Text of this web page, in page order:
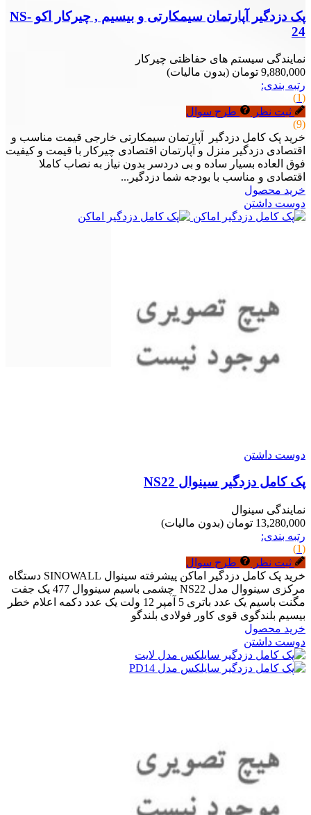
پک دزدگیر آپارتمان سیمکارتی و بیسیم , چیرکار اکو NS-
24
نمایندگی سیستم های حفاظتی چیرکار
9,880,000 تومان
(بدون مالیات)
رتبه بندی:
(1)
ثبت نظر
طرح سوال
(9)
خرید پک کامل دزدگیر آپارتمان سیمکارتی خارجی قیمت مناسب و
اقتصادی دزدگیر منزل و آپارتمان اقتصادی چیرکار با قیمت و کیفیت
فوق العاده بسیار ساده و بی دردسر بدون نیاز به نصاب کاملا
اقتصادی و مناسب با بودجه شما دزدگیر...
خرید محصول
دوست داشتن
دوست داشتن
پک کامل دزدگیر سینوال NS22
نمایندگی سینوال
13,280,000 تومان
(بدون مالیات)
رتبه بندی:
(1)
ثبت نظر
طرح سوال
خرید پک کامل دزدگیر اماکن پیشرفته سینوال SINOWALL دستگاه
مرکزی سینووال مدل NS22 چشمی باسیم سینووال 477 یک جفت
مگنت باسیم یک عدد باتری 5 آمپر 12 ولت یک عدد دکمه اعلام خطر
بیسیم بلندگوی قوی کاور فولادی بلندگو
خرید محصول
دوست داشتن